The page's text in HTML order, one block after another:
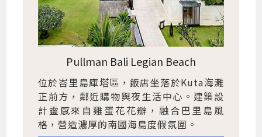
Pullman Bali Legian Beach
位於峇里島庫塔區，飯店坐落於Kuta海灘
正前方，鄰近購物與夜生活中心。建築設
計靈感來自雞蛋花花瓣，融合巴里島風
格，營造濃厚的南國海島度假氛圍。